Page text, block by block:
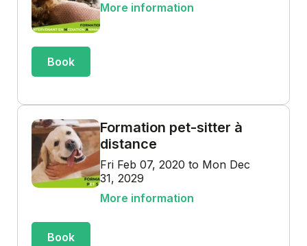
More information
Book
Formation pet-sitter à
distance
Fri Feb 07, 2020 to Mon Dec
31, 2029
More information
Book